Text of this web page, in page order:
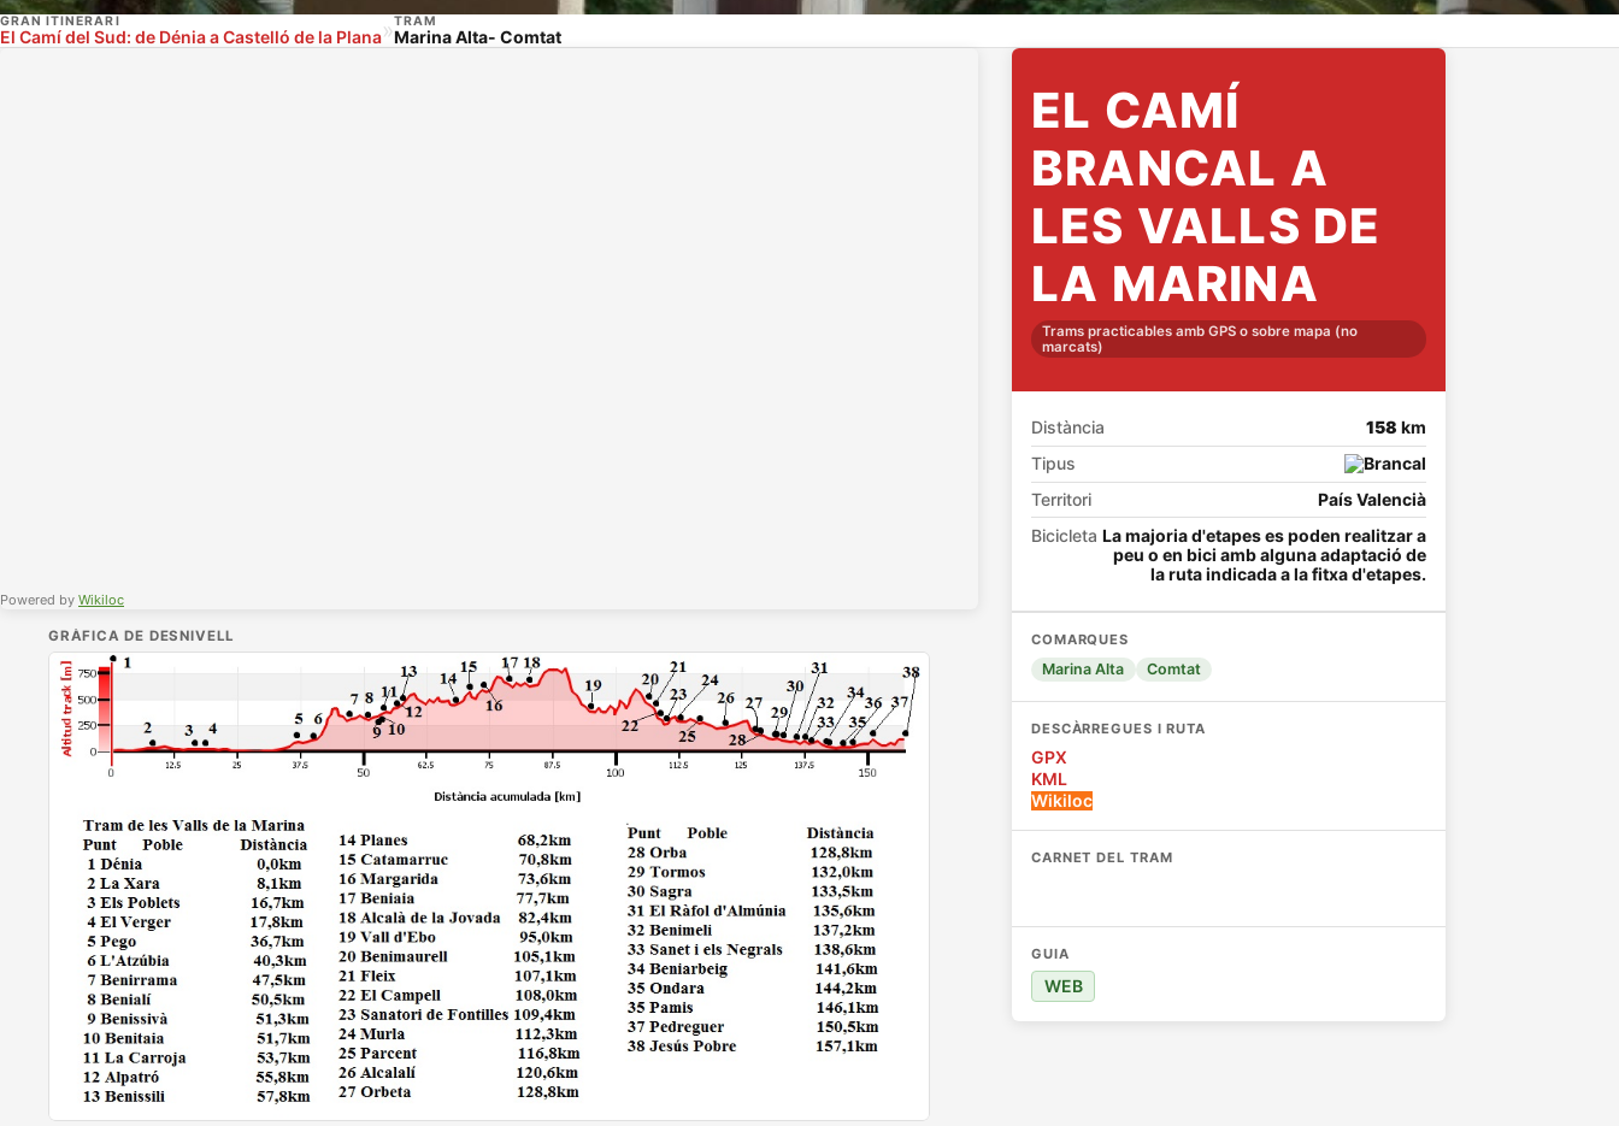
GRAN ITINERARI
El Camí del Sud: de Dénia a Castelló de la Plana»TRAM
Marina Alta- Comtat
Powered by Wikiloc
GRÀFICA DE DESNIVELL
EL CAMÍ
BRANCAL A
LES VALLS DE
LA MARINA
Trams practicables amb GPS o sobre mapa (no
marcats)
Distància 158 km
Tipus
Territori
País Valencià
Bicicleta La majoria d'etapes es poden realitzar a
peu o en bici amb alguna adaptació de
la ruta indicada a la fitxa d'etapes.
COMARQUES
Marina Alta Comtat
DESCÀRREGUES I RUTA
GPX
KML
Wikiloc
CARNET DEL TRAM
GUIA
WEB